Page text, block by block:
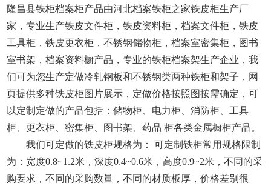
隆昌县铁柜档案柜产品由河北档案铁柜之家铁皮柜生产厂
家，专业生产铁皮文件柜，铁皮资料柜，档案文件柜，铁皮
工具柜，铁皮更衣柜，不锈钢储物柜，档案室密集柜，图书
室书架，档案资料橱产品，专业的铁柜档案架生产企业，我
们可为您生产定做冷轧钢板和不锈钢类两种铁柜和架子，网
页提供多种铁皮柜图片展示，定做价格按照图按需确定，可
以定制定做的产品包括：储物柜、电力柜、消防柜、工具
柜、更衣柜、密集柜、图书架、药品 柜各类金属橱柜产品。
我们可定做的铁皮柜规格为： 可定制铁柜常用规格限制
为：宽度0.8~1.2米，深度0.4~0.6米，高度0.9~2米，不同的采
购要求，不同的采购数量，不同的材质板厚，价格差别很